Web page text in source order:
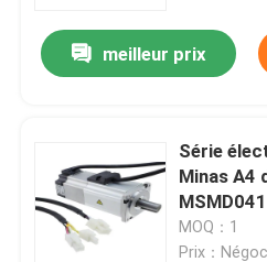
meilleur prix
Série
Minas A4
MOQ：1
Prix：